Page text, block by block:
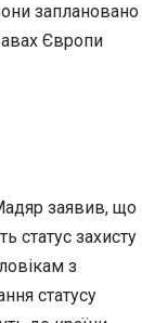
заплановано
Європи
заявив, що
статус захисту
з
статусу